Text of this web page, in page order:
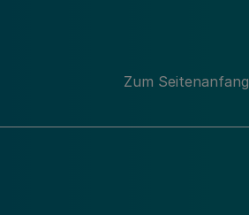
Zum Seitenanfang